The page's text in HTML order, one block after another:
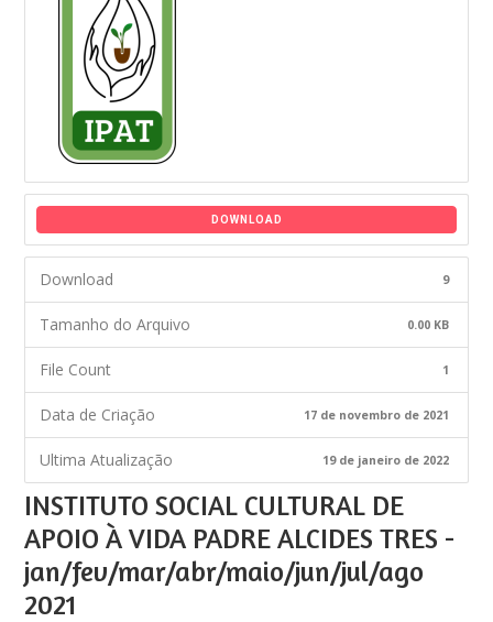
DOWNLOAD
Download 9
Tamanho do Arquivo 0.00 KB
File Count 1
Data de Criação 17 de novembro de 2021
Ultima Atualização 19 de janeiro de 2022
INSTITUTO SOCIAL CULTURAL DE
APOIO À VIDA PADRE ALCIDES TRES -
jan/fev/mar/abr/maio/jun/jul/ago
2021